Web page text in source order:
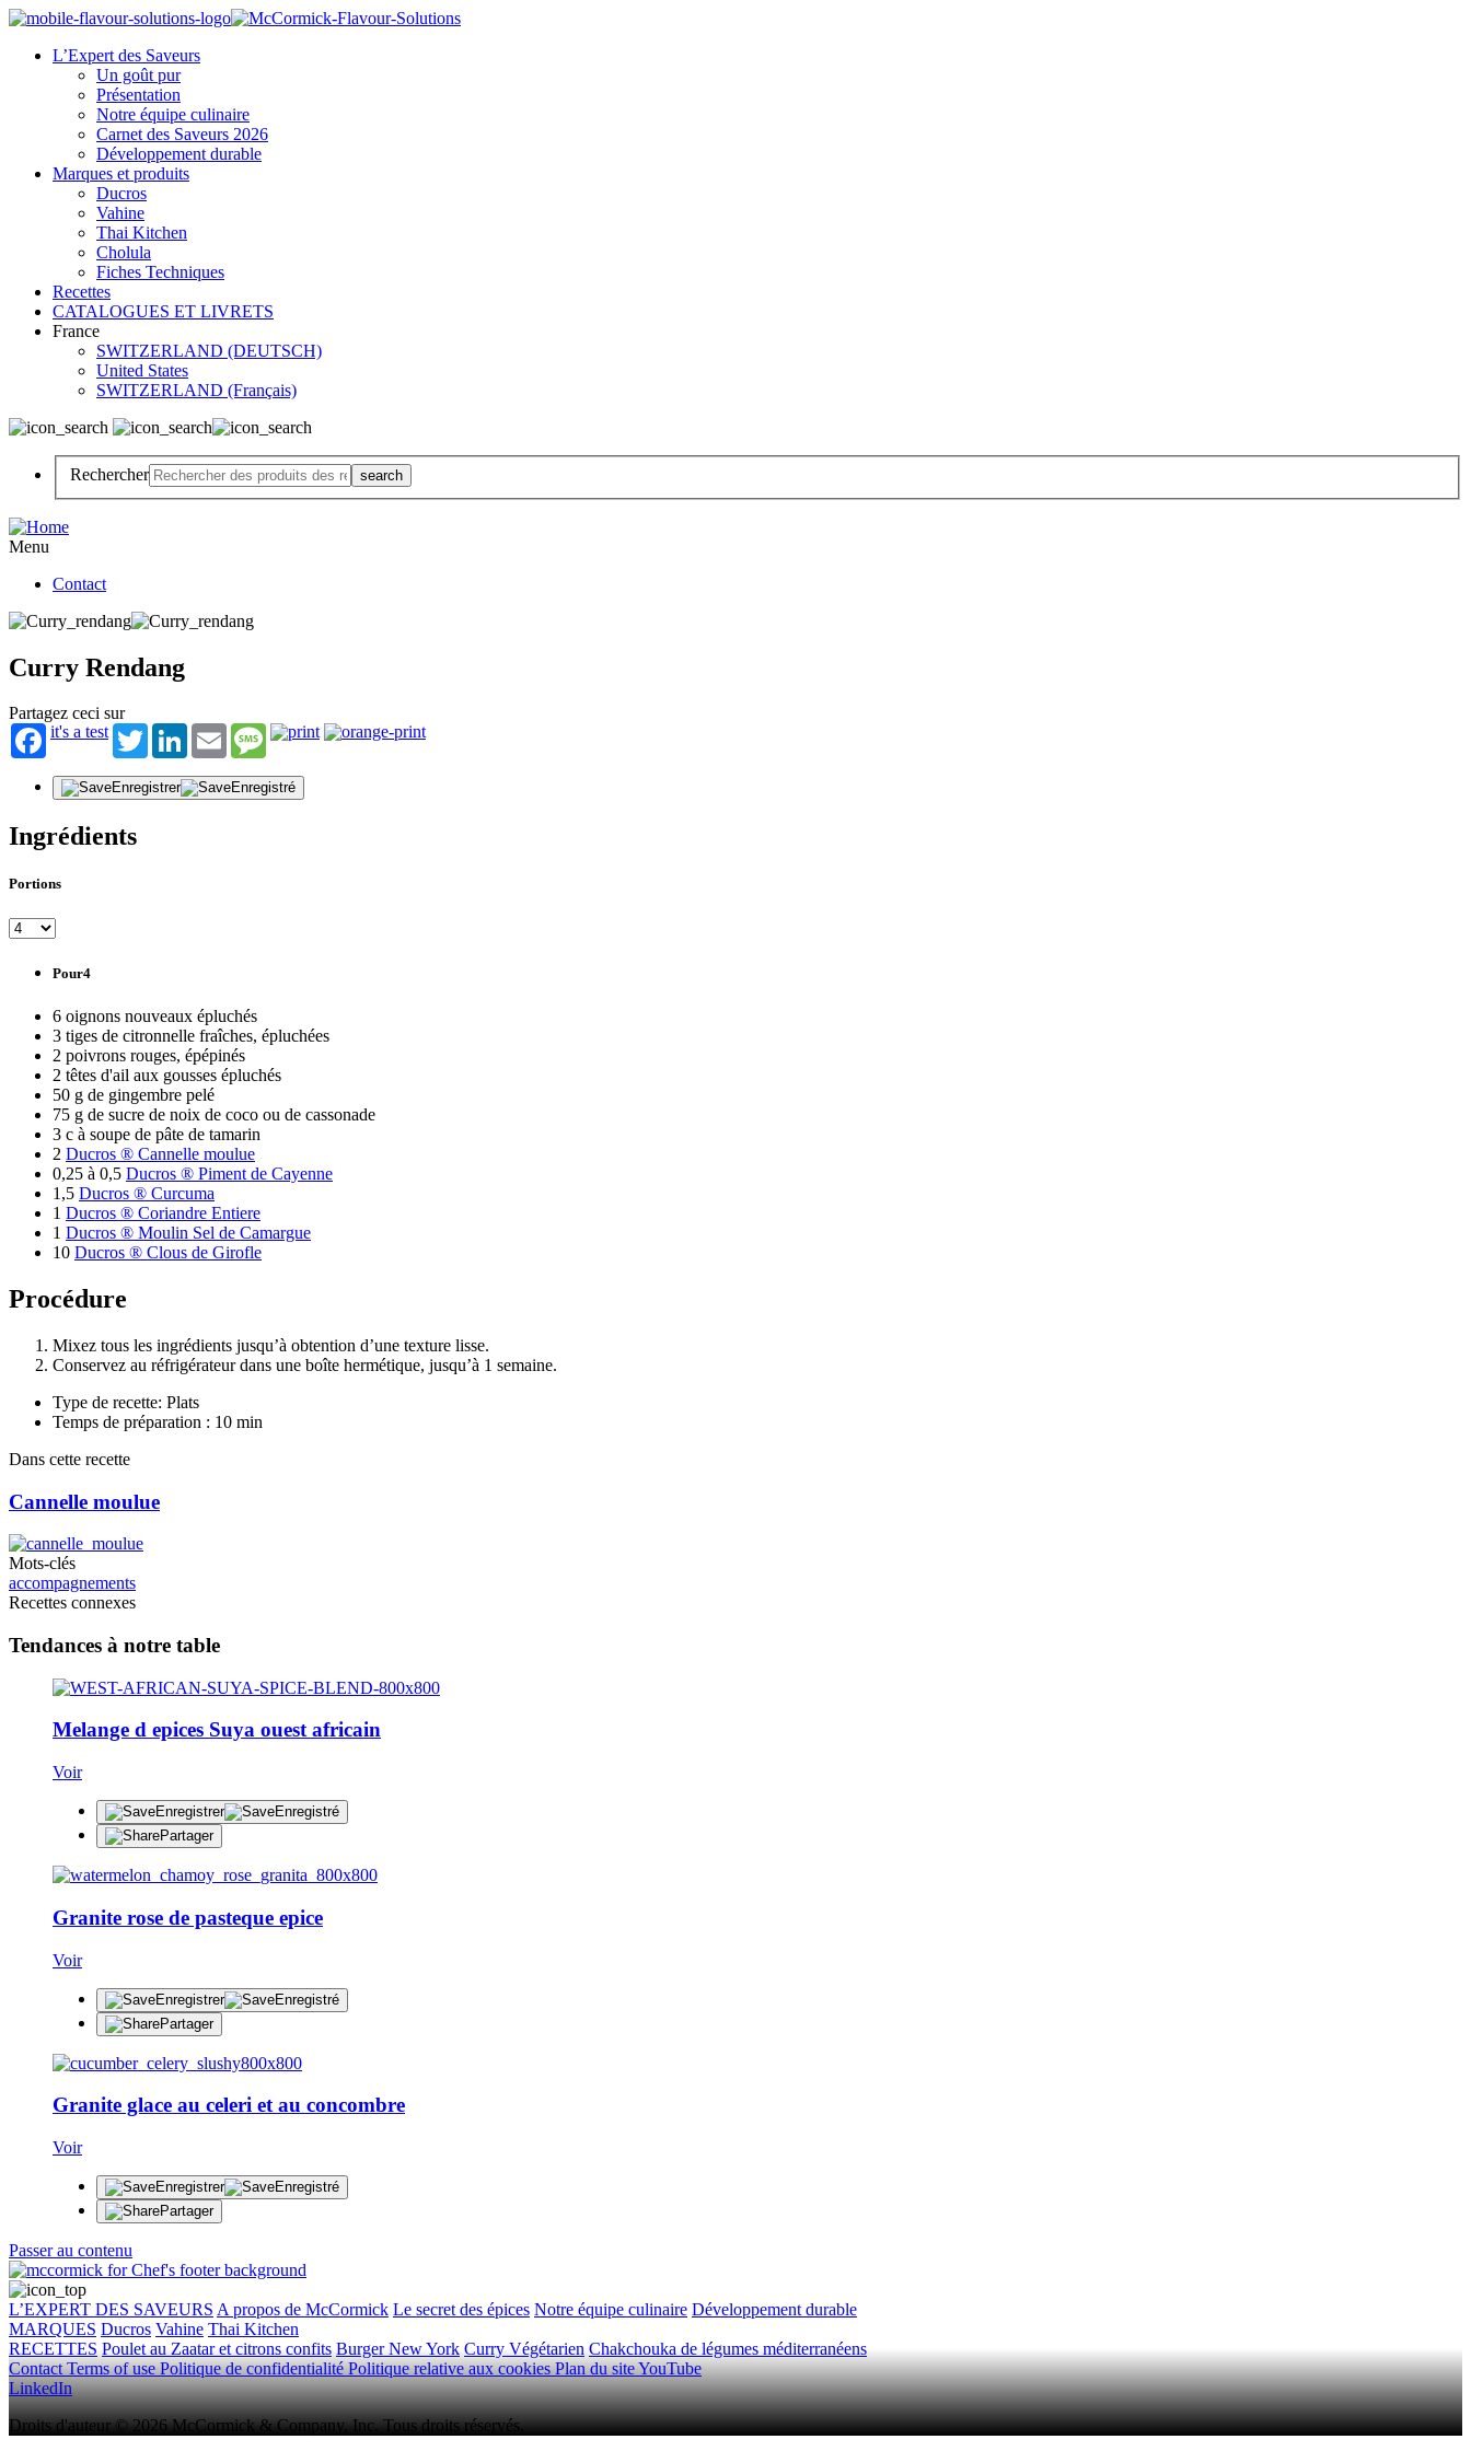
L’Expert des Saveurs
Un goût pur
Présentation
Notre équipe culinaire
Carnet des Saveurs 2026
Développement durable
Marques et produits
Ducros
Vahine
Thai Kitchen
Cholula
Fiches Techniques
Recettes
CATALOGUES ET LIVRETS
France
SWITZERLAND (DEUTSCH)
United States
SWITZERLAND (Français)
Rechercher
Menu
Contact
Curry Rendang
Partagez ceci sur
it's a test
TwitterLinkedInEmail Message
Enregistrer Enregistré
Ingrédients
Portions
Pour4
6 oignons nouveaux épluchés
3 tiges de citronnelle fraîches, épluchées
2 poivrons rouges, épépinés
2 têtes d'ail aux gousses épluchés
50 g de gingembre pelé
75 g de sucre de noix de coco ou de cassonade
3 c à soupe de pâte de tamarin
2 Ducros ® Cannelle moulue
0,25 à 0,5 Ducros ® Piment de Cayenne
1,5 Ducros ® Curcuma
1 Ducros ® Coriandre Entiere
1 Ducros ® Moulin Sel de Camargue
10 Ducros ® Clous de Girofle
Procédure
Mixez tous les ingrédients jusqu’à obtention d’une texture lisse.
Conservez au réfrigérateur dans une boîte hermétique, jusqu’à 1 semaine.
Type de recette: Plats
Temps de préparation : 10 min
Dans cette recette
Cannelle moulue
Mots-clés
accompagnements
Recettes connexes
Tendances à notre table
Melange d epices Suya ouest africain
Voir
Enregistrer
Enregistré
Partager
Granite rose de pasteque epice
Voir
Enregistrer
Enregistré
Partager
Granite glace au celeri et au concombre
Voir
Enregistrer
Enregistré
Partager
Passer au contenu
L’EXPERT DES SAVEURS A propos de McCormick Le secret des épices Notre équipe culinaire Développement durable
MARQUES Ducros Vahine Thai Kitchen
RECETTES Poulet au Zaatar et citrons confits Burger New York Curry Végétarien Chakchouka de légumes méditerranéens
ContactTerms of usePolitique de confidentialitéPolitique relative aux cookiesPlan du siteYouTube
LinkedIn
Droits d'auteur © 2026 McCormick & Company, Inc. Tous droits réservés.